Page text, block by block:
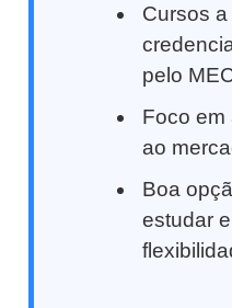
Cursos
pelo
Foco em
ao
Boa
estudar